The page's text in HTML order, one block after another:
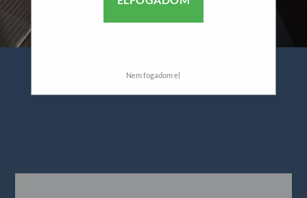
Nem fogadom el